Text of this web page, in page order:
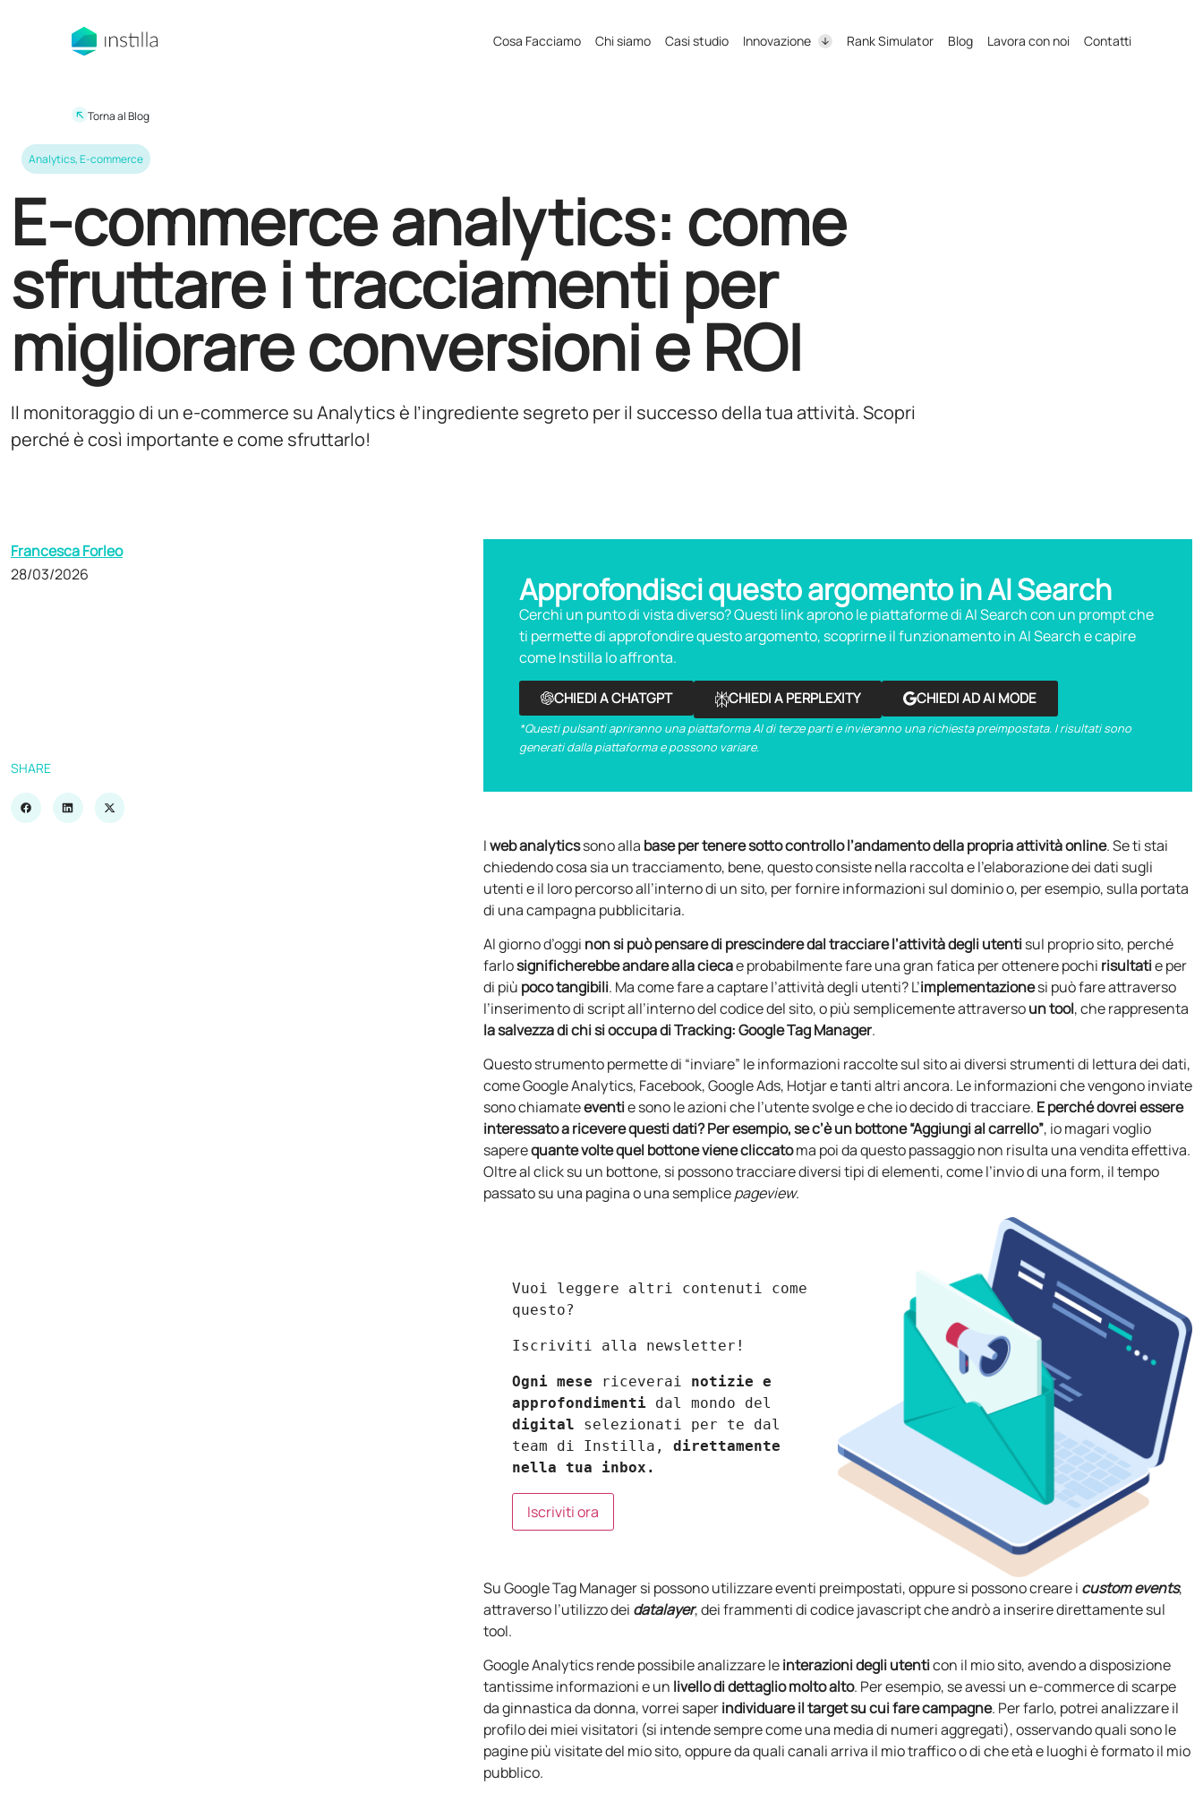
Cosa Facciamo Chi siamo Casi studio Innovazione Rank Simulator Blog Lavora con noi Contatti
Torna al Blog
Analytics,E-commerce
E-commerce analytics: come
sfruttare i tracciamenti per
migliorare conversioni e ROI
Il monitoraggio di un e-commerce su Analytics è l’ingrediente segreto per il successo della tua attività. Scopri
perché è così importante e come sfruttarlo!
Francesca Forleo
28/03/2026
SHARE
Approfondisci questo argomento in AI Search
Cerchi un punto di vista diverso? Questi link aprono le piattaforme di AI Search con un prompt che
ti permette di approfondire questo argomento, scoprirne il funzionamento in AI Search e capire
come Instilla lo affronta.
CHIEDI A CHATGPT CHIEDI A PERPLEXITY CHIEDI AD AI MODE
*Questi pulsanti apriranno una piattaforma AI di terze parti e invieranno una richiesta preimpostata. I risultati sono
generati dalla piattaforma e possono variare.
Iweb analyticssono alla base per tenere sotto controllo l’andamento della propria attività online. Se ti stai
chiedendo cosa sia un tracciamento, bene, questo consiste nella raccolta e l’elaborazione dei dati sugli
utenti e il loro percorso all’interno di un sito, per fornire informazioni sul dominio o, per esempio, sulla portata
di una campagna pubblicitaria.
Al giorno d’oggi non si può pensare di prescindere dal tracciare l’attività degli utentisul proprio sito, perché
farlosignificherebbeandare alla ciecae probabilmente fare una gran fatica per ottenere pochi risultatie per
di più poco tangibili. Ma come fare a captare l’attività degli utenti? L’implementazionesi può fare attraverso
l’inserimento di script all’interno del codice del sito, o più semplicemente attraversoun tool, che rappresenta
la salvezza di chi si occupa di Tracking:Google Tag Manager.
Questo strumento permette di “inviare” le informazioni raccolte sul sito ai diversi strumenti di lettura dei dati,
come Google Analytics, Facebook, Google Ads, Hotjar e tanti altri ancora. Le informazioni che vengono inviate
sono chiamateeventie sono le azioni che l’utente svolge e che io decido di tracciare. E perché dovrei essere
interessato a ricevere questi dati?Per esempio, se c’è un bottone “Aggiungi al carrello”, io magari voglio
saperequante volte quel bottone viene cliccatoma poi da questo passaggio non risulta una vendita effettiva.
Oltre al click su un bottone, si possono tracciare diversi tipi di elementi, come l’invio di una form, il tempo
passato su una pagina o una semplicepageview.
Vuoi leggere altri contenuti come
questo?
Iscriviti alla newsletter!
Ogni mese riceverai notizie e
approfondimenti
digital selezionati per te dal
team di Instilla, direttamente
nella tua inbox.
Iscriviti ora
Su Google Tag Manager si possono utilizzare eventi preimpostati, oppure si possono creare i custom events,
attraverso l’utilizzo dei datalayer, dei frammenti di codice javascript che andrò a inserire direttamente sul
tool.
Google Analytics rende possibile analizzare leinterazioni degli utenticon il mio sito, avendo a disposizione
tantissime informazioni e un livello di dettaglio molto alto. Per esempio, se avessi un e-commerce di scarpe
da ginnastica da donna, vorrei saperindividuare il target su cui fare campagne. Per farlo, potrei analizzare il
profilo dei miei visitatori (si intende sempre come una media di numeri aggregati), osservando quali sono le
pagine più visitate del mio sito, oppure da quali canali arriva il mio traffico o di che età e luoghi è formato il mio
pubblico.